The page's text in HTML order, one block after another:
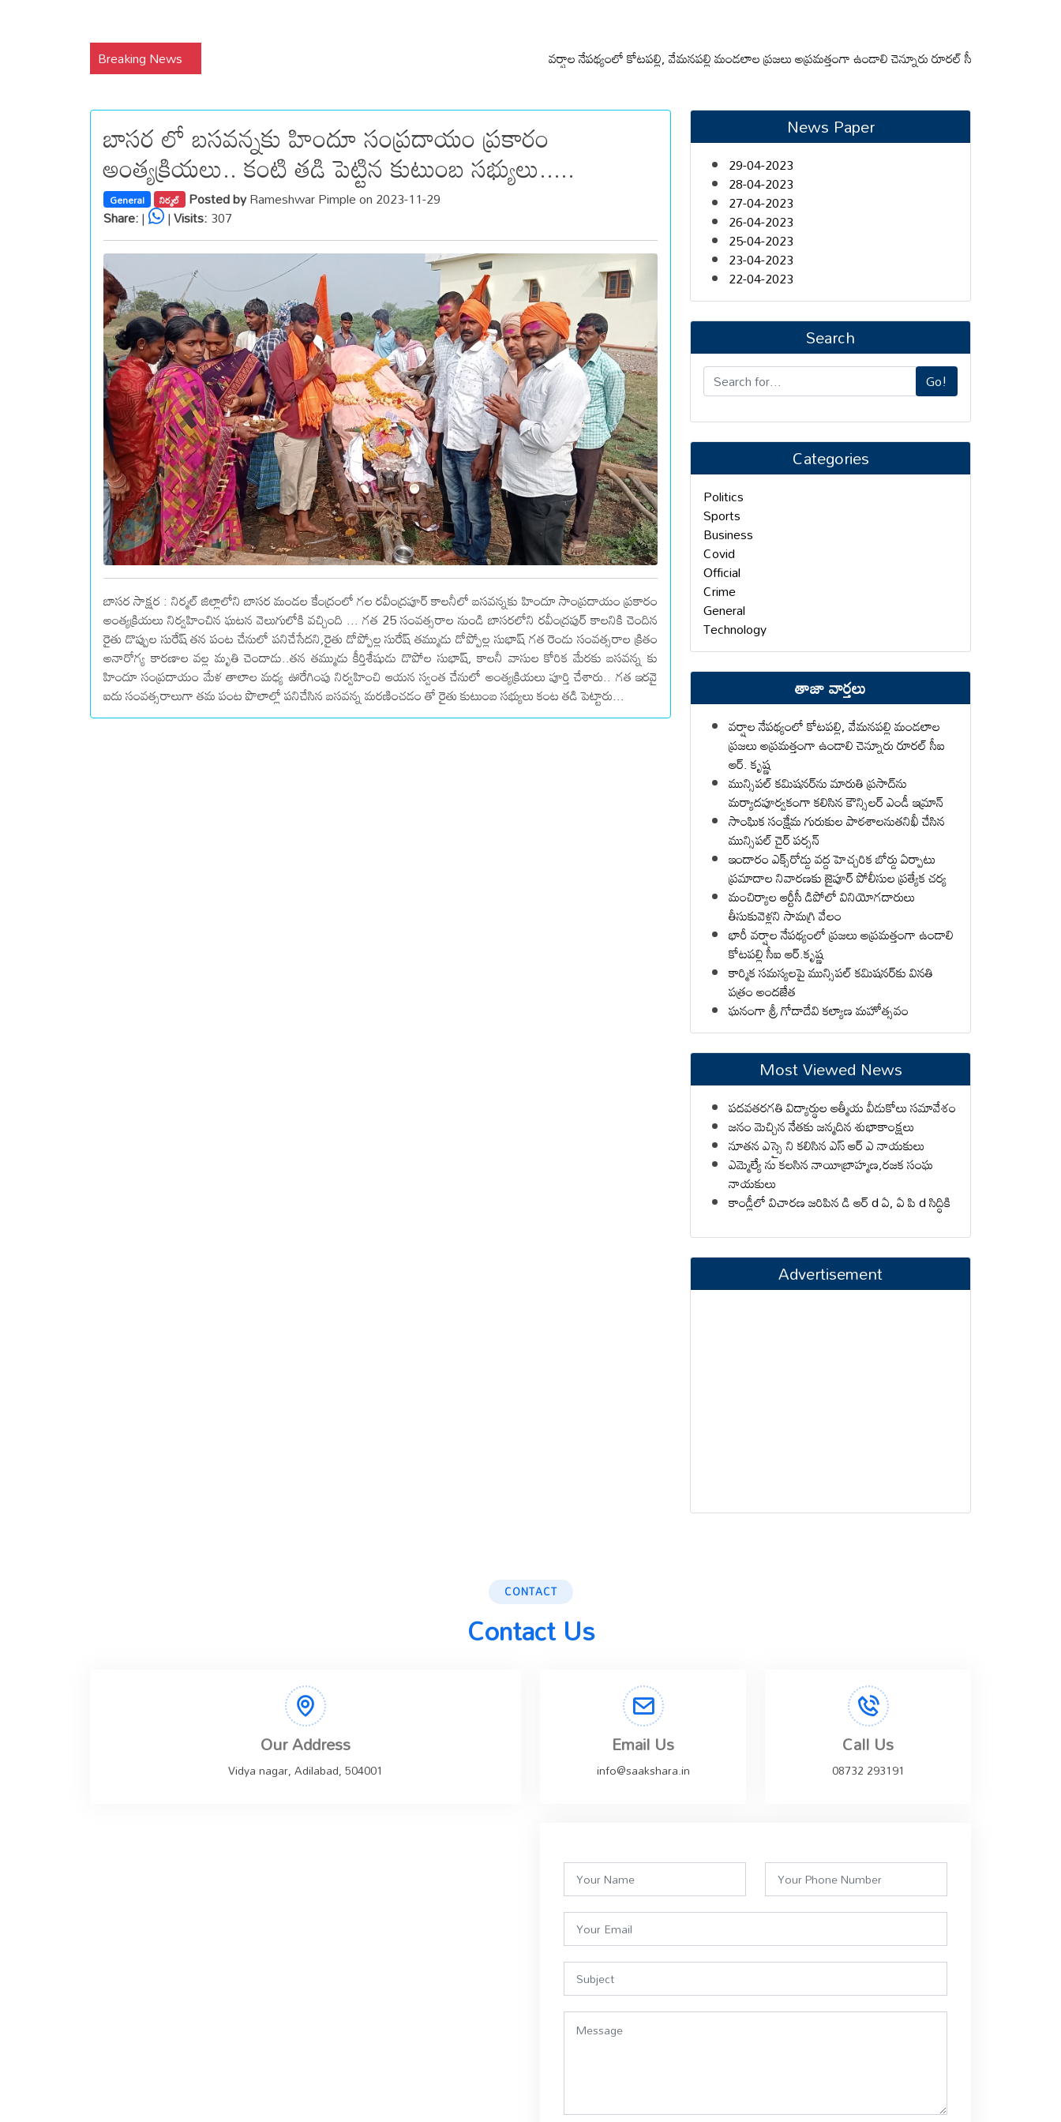
Breaking News వర్షాల నేపథ్యంలో కోటపల్లి, వేమనపల్లి మండలాల ప్రజలు అప్రమత్తంగా ఉండాలి చెన్నూరు రూరల్ సీఐ ఆర్. కృష్ణ
బాసర లో బసవన్నకు హిందూ సంప్రదాయం ప్రకారం
అంత్యక్రియలు.. కంటి తడి పెట్టిన కుటుంబ సభ్యులు.....
General నిర్మల్ Posted byRameshwar Pimple on 2023-11-29
Share:| |Visits:307
బాసర సాక్షర : నిర్మల్ జిల్లాలోని బాసర మండల కేంద్రంలో గల రవీంద్రపూర్ కాలనీలో బసవన్నకు హిందూ సాంప్రదాయం ప్రకారం
అంత్యక్రియలు నిర్వహించిన ఘటన వెలుగులోకి వచ్చింది ... గత 25 సంవత్సరాల నుండి బాసరలోని రవీంద్రపుర్ కాలనికి చెందిన
రైతు డొప్పుల సురేష్ తన పంట చేనులో పనిచేసేదని,రైతు డోప్పోల్ల సురేష్ తమ్ముడు డోప్పోల్ల సుభాష్ గత రెండు సంవత్సరాల క్రితం
అనారోగ్య కారణాల వల్ల మృతి చెందాడు..తన తమ్ముడు కీర్తిశేషుడు డొపోల సుభాష్, కాలనీ వాసుల కోరిక మేరకు బసవన్న కు
హిందూ సంప్రదాయం మేళ తాలాల మధ్య ఊరేగింపు నిర్వహించి ఆయన స్వంత చేనులో అంత్యక్రియలు పూర్తి చేశారు.. గత ఇరవై
ఐదు సంవత్సరాలుగా తమ పంట పొలాల్లో పనిచేసిన బసవన్న మరణించడం తో రైతు కుటుంబ సభ్యులు కంట తడి పెట్టారు...
News Paper
29-04-2023
28-04-2023
27-04-2023
26-04-2023
25-04-2023
23-04-2023
22-04-2023
Search
Go!
Categories
Politics
Sports
Business
Covid
Official
Crime
General
Technology
తాజా వార్తలు
వర్షాల నేపథ్యంలో కోటపల్లి, వేమనపల్లి మండలాల
ప్రజలు అప్రమత్తంగా ఉండాలి చెన్నూరు రూరల్ సీఐ
ఆర్. కృష్ణ
మున్సిపల్ కమిషనర్‌ను మారుతి ప్రసాద్‌ను
మర్యాదపూర్వకంగా కలిసిన కౌన్సిలర్ ఎండీ ఇమ్రాన్ ​
సాంఘిక సంక్షేమ గురుకుల పాఠశాలనుతనిఖీ చేసిన
మున్సిపల్ చైర్ పర్సన్
ఇందారం ఎక్స్‌రోడ్డు వద్ద హెచ్చరిక బోర్డు ఏర్పాటు
ప్రమాదాల నివారణకు జైపూర్ పోలీసుల ప్రత్యేక చర్య
మంచిర్యాల ఆర్టీసీ డిపోలో వినియోగదారులు
తీసుకువెళ్లని సామగ్రి వేలం
భారీ వర్షాల నేపథ్యంలో ప్రజలు అప్రమత్తంగా ఉండాలి
కోటపల్లి సీఐ ఆర్.కృష్ణ
కార్మిక సమస్యలపై మున్సిపల్ కమిషనర్‌కు వినతి
పత్రం అందజేత
ఘనంగా శ్రీ గోదాదేవి కల్యాణ మహోత్సవం
Most Viewed News
పదవతరగతి విద్యార్థుల ఆత్మీయ వీడుకోలు సమావేశం
జనం మెచ్చిన నేతకు జన్మదిన శుభాకాంక్షలు
నూతన ఎస్సై ని కలిసిన ఎస్ ఆర్ ఎ నాయకులు
ఎమ్మెల్యే ను కలసిన నాయీబ్రాహ్మణ,రజక సంఘ
నాయకులు
కాండ్లీలో విచారణ జరిపిన డి ఆర్ d ఏ, ఏ పి d సిద్ధికి
Advertisement
CONTACT
Contact Us
Our Address
Vidya nagar, Adilabad, 504001
Email Us
info@saakshara.in
Call Us
08732 293191